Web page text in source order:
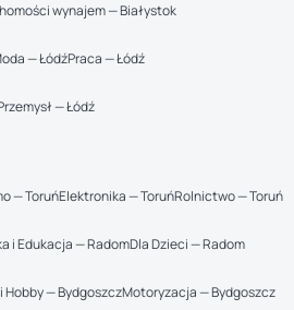
wynajem — Białystok
— ŁódźPraca — Łódź
— Łódź
— ToruńElektronika — ToruńRolnictwo — Toruń
i Edukacja — RadomDla Dzieci — Radom
Hobby — BydgoszczMotoryzacja — Bydgoszcz